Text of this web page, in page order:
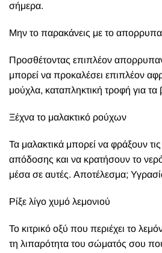
σήμερα.
Μην το παρακάνεις με το
Προσθέτοντας επιπλέον
μπορεί να προκαλέσει επιπλέον
μούχλα, καταπληκτική τροφή για τα
Ξέχνα το μαλακτικό ρούχων
Τα μαλακτικά μπορεί να φράξουν
απόδοσης και να κρατήσουν το
μέσα σε αυτές. Αποτέλεσμα;
Ρίξε λίγο χυμό λεμονιού
Το κιτρικό οξύ που περιέχει το
τη λιπαρότητα του σώματός σου